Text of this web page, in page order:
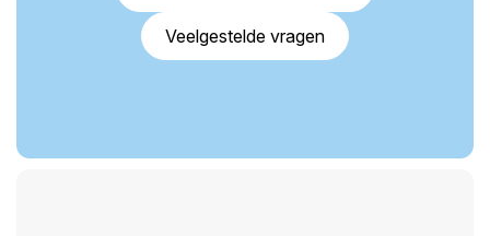
Veelgestelde vragen